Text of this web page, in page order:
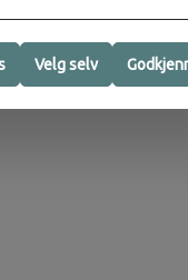
Velg selv